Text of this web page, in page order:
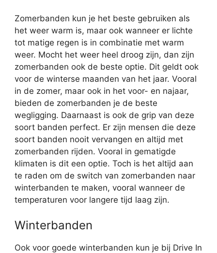
Zomerbanden kun je het beste gebruiken als
het weer warm is, maar ook wanneer er lichte
tot matige regen is in combinatie met warm
weer. Mocht het weer heel droog zijn, dan zijn
zomerbanden ook de beste optie. Dit geldt ook
voor de winterse maanden van het jaar. Vooral
in de zomer, maar ook in het voor- en najaar,
bieden de zomerbanden je de beste
wegligging. Daarnaast is ook de grip van deze
soort banden perfect. Er zijn mensen die deze
soort banden nooit vervangen en altijd met
zomerbanden rijden. Vooral in gematigde
klimaten is dit een optie. Toch is het altijd aan
te raden om de switch van zomerbanden naar
winterbanden te maken, vooral wanneer de
temperaturen voor langere tijd laag zijn.
Winterbanden
Ook voor goede winterbanden kun je bij Drive In